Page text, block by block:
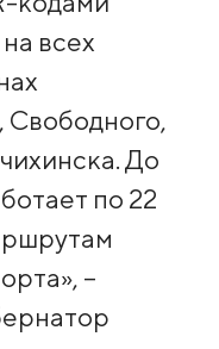
всех
Свободного,
До
по 22
–